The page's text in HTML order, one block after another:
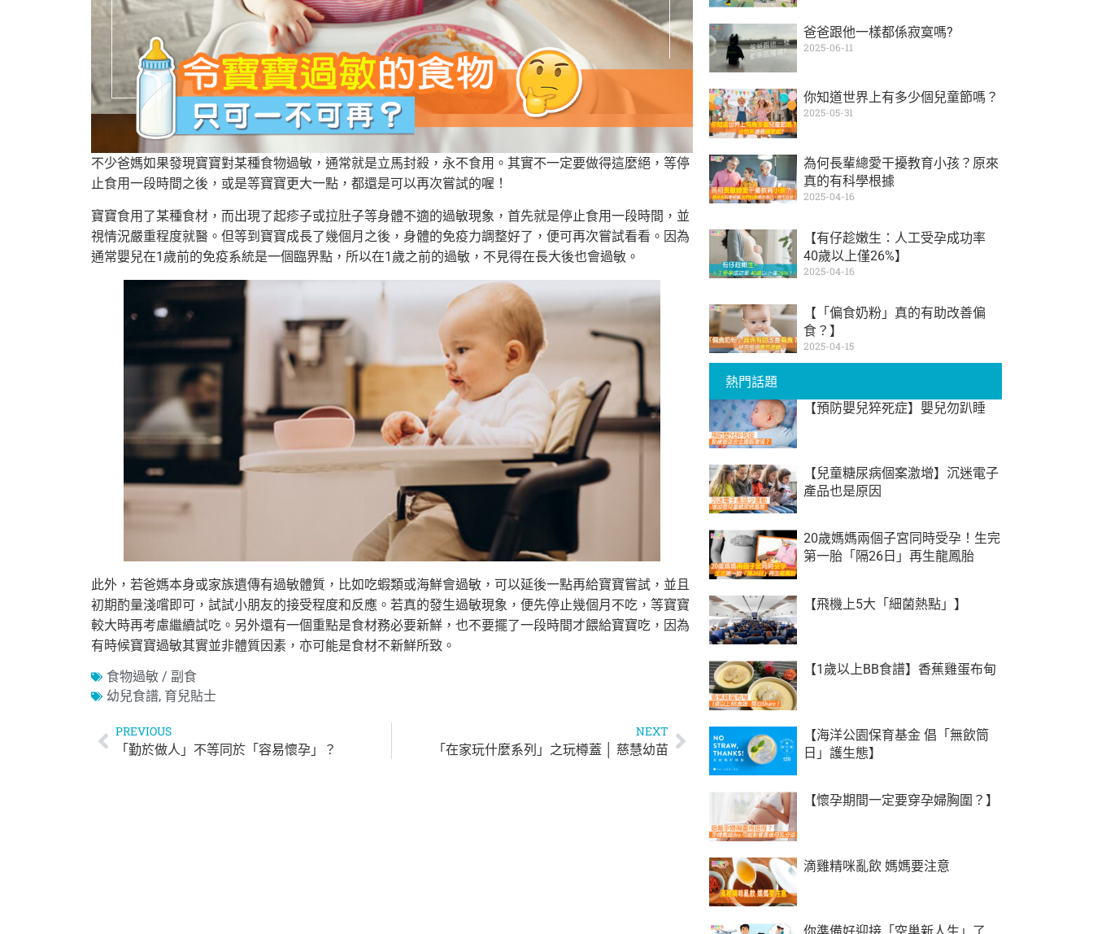
不少爸媽如果發現寶寶對某種食物過敏，通常就是立馬封殺，永不食用。其實不一定要做得這麼絕，等停
止食用一段時間之後，或是等寶寶更大一點，都還是可以再次嘗試的喔！
寶寶食用了某種食材，而出現了起疹子或拉肚子等身體不適的過敏現象，首先就是停止食用一段時間，並
視情況嚴重程度就醫。但等到寶寶成長了幾個月之後，身體的免疫力調整好了，便可再次嘗試看看。因為
通常嬰兒在1歲前的免疫系統是一個臨界點，所以在1歲之前的過敏，不見得在長大後也會過敏。
此外，若爸媽本身或家族遺傳有過敏體質，比如吃蝦類或海鮮會過敏，可以延後一點再給寶寶嘗試，並且
初期酌量淺嚐即可，試試小朋友的接受程度和反應。若真的發生過敏現象，便先停止幾個月不吃，等寶寶
較大時再考慮繼續試吃。另外還有一個重點是食材務必要新鮮，也不要擺了一段時間才餵給寶寶吃，因為
有時候寶寶過敏其實並非體質因素，亦可能是食材不新鮮所致。
食物過敏 / 副食
幼兒食譜, 育兒貼士
PREVIOUS
「勤於做人」不等同於「容易懷孕」？
NEXT
「在家玩什麼系列」之玩樽蓋 │ 慈慧幼苗
爸爸跟他一樣都係寂寞嗎?
2025-06-11
你知道世界上有多少個兒童節嗎？
2025-05-31
為何長輩總愛干擾教育小孩？原來
真的有科學根據
2025-04-16
【有仔趁嫩生：人工受孕成功率
40歲以上僅26%】
2025-04-16
【「偏食奶粉」真的有助改善偏
食？】
2025-04-15
熱門話題
【預防嬰兒猝死症】嬰兒勿趴睡
【兒童糖尿病個案激增】沉迷電子
產品也是原因
20歲媽媽兩個子宮同時受孕！生完
第一胎「隔26日」再生龍鳳胎
【飛機上5大「細菌熱點」】
【1歲以上BB食譜】香蕉雞蛋布甸
【海洋公園保育基金 倡「無飲筒
日」護生態】
【懷孕期間一定要穿孕婦胸圍？】
滴雞精咪亂飲 媽媽要注意